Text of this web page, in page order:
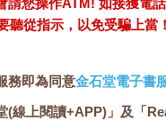
請您操作ATM! 如接獲電
聽從指示，以免受騙上當！
務即為同意金石堂電子書
(線上閱讀+APP)」及「